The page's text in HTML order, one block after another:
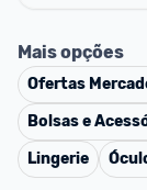
Mais opções
Ofertas
Bolsas e
Lingerie